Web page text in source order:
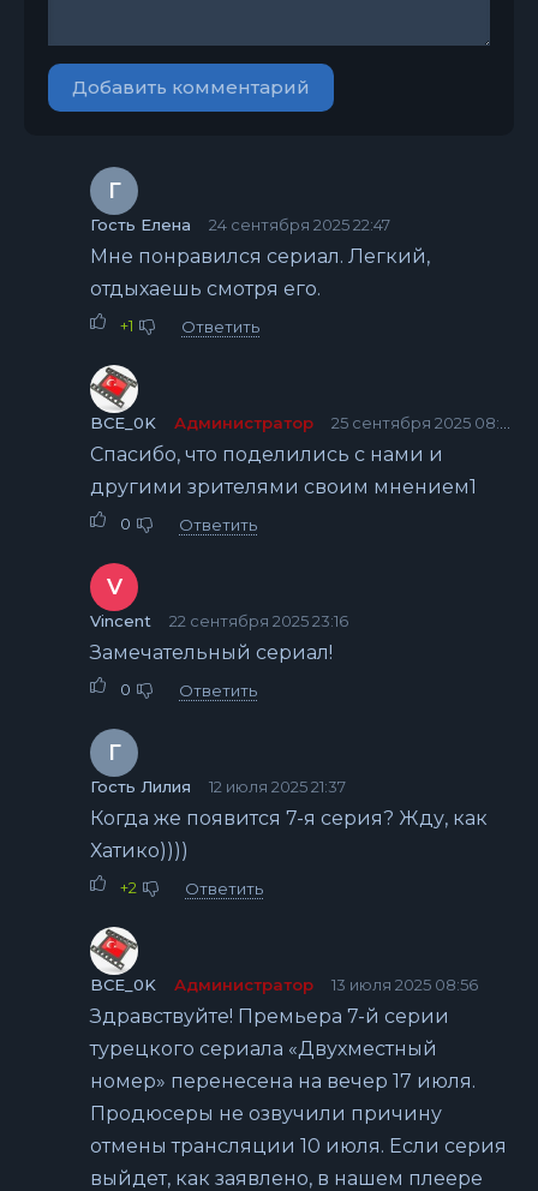
Добавить комментарий
Г
Гость Елена 24 сентября 2025 22:47
Мне понравился сериал. Легкий,
отдыхаешь смотря его.
+1 Ответить
BCE_0K Администратор 25 сентября 2025 08:46
Спасибо, что поделились с нами и
другими зрителями своим мнением1
0 Ответить
V
Vincent 22 сентября 2025 23:16
Замечательный сериал!
0 Ответить
Г
Гость Лилия 12 июля 2025 21:37
Когда же появится 7-я серия? Жду, как
Хатико))))
+2 Ответить
BCE_0K Администратор 13 июля 2025 08:56
Здравствуйте! Премьера 7-й серии
турецкого сериала «Двухместный
номер» перенесена на вечер 17 июля.
Продюсеры не озвучили причину
отмены трансляции 10 июля. Если серия
выйдет, как заявлено, в нашем плеере